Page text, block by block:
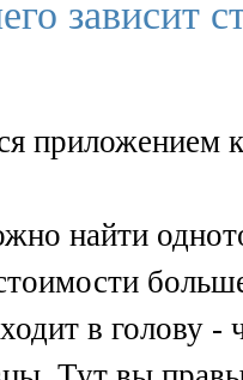
зависит
приложением
найти
в голову -